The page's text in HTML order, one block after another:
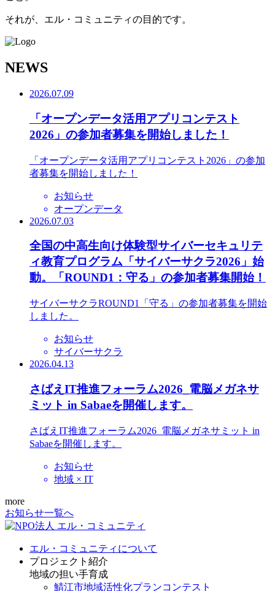
それが、エル・コミュニティの目的です。
NEWS
2026.07.09
「オープンデータ活用アプリコンテスト
2026」の参加者募集を開始しました！
「オープンデータ活用アプリコンテスト2026」の参加
者募集を開始しました！
お知らせ
オープンデータ
2026.07.03
全国の中高生向け体験型サイバーセキュリテ
ィ教育プログラム「サイバーサクラ2026」始
動。「ROUND1：守る」の参加者募集開始！
サイバーサクラROUND1「守る」の参加者募集を開始
しました。
お知らせ
サイバーサクラ
2026.04.13
さばえIT推進フォーラム2026_電脳メガネサ
ミット in Sabaeを開催します。
さばえIT推進フォーラム2026_電脳メガネサミット in
Sabaeを開催します。
お知らせ
地域 × IT
more
お知らせ一覧へ
エル・コミュニティについて
プロジェクト紹介
地域の担い手育成
鯖江市地域活性化プランコンテスト